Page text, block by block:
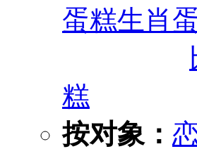
蛋糕生肖
糕
按对象：